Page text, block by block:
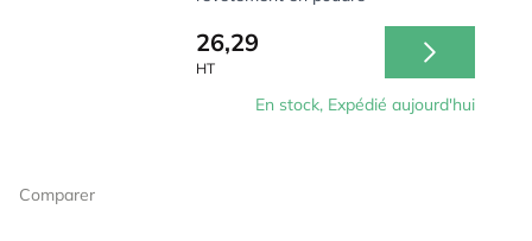
26,29
HT
En stock, Expédié aujourd'hui
Comparer